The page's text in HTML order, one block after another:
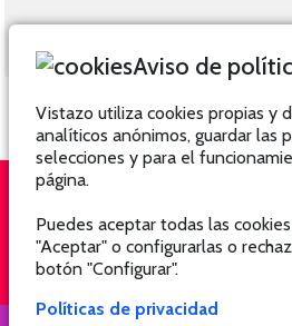
QUIÉNES SOMOS
Aviso de
Vistazo utiliza cookies propias y
analíticos anónimos, guardar las
selecciones y para el
página.
Puedes aceptar todas las
"Aceptar" o configurarlas o
botón "Configurar".
Políticas de privacidad